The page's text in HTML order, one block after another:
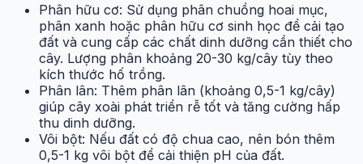
Phân hữu cơ: Sử dụng phân chuồng hoai mục,
phân xanh hoặc phân hữu cơ sinh học để cải tạo
đất và cung cấp các chất dinh dưỡng cần thiết cho
cây. Lượng phân khoảng 20-30 kg/cây tùy theo
kích thước hố trồng.
Phân lân: Thêm phân lân (khoảng 0,5-1 kg/cây)
giúp cây xoài phát triển rễ tốt và tăng cường hấp
thu dinh dưỡng.
Vôi bột: Nếu đất có độ chua cao, nên bón thêm
0,5-1 kg vôi bột để cải thiện pH của đất.